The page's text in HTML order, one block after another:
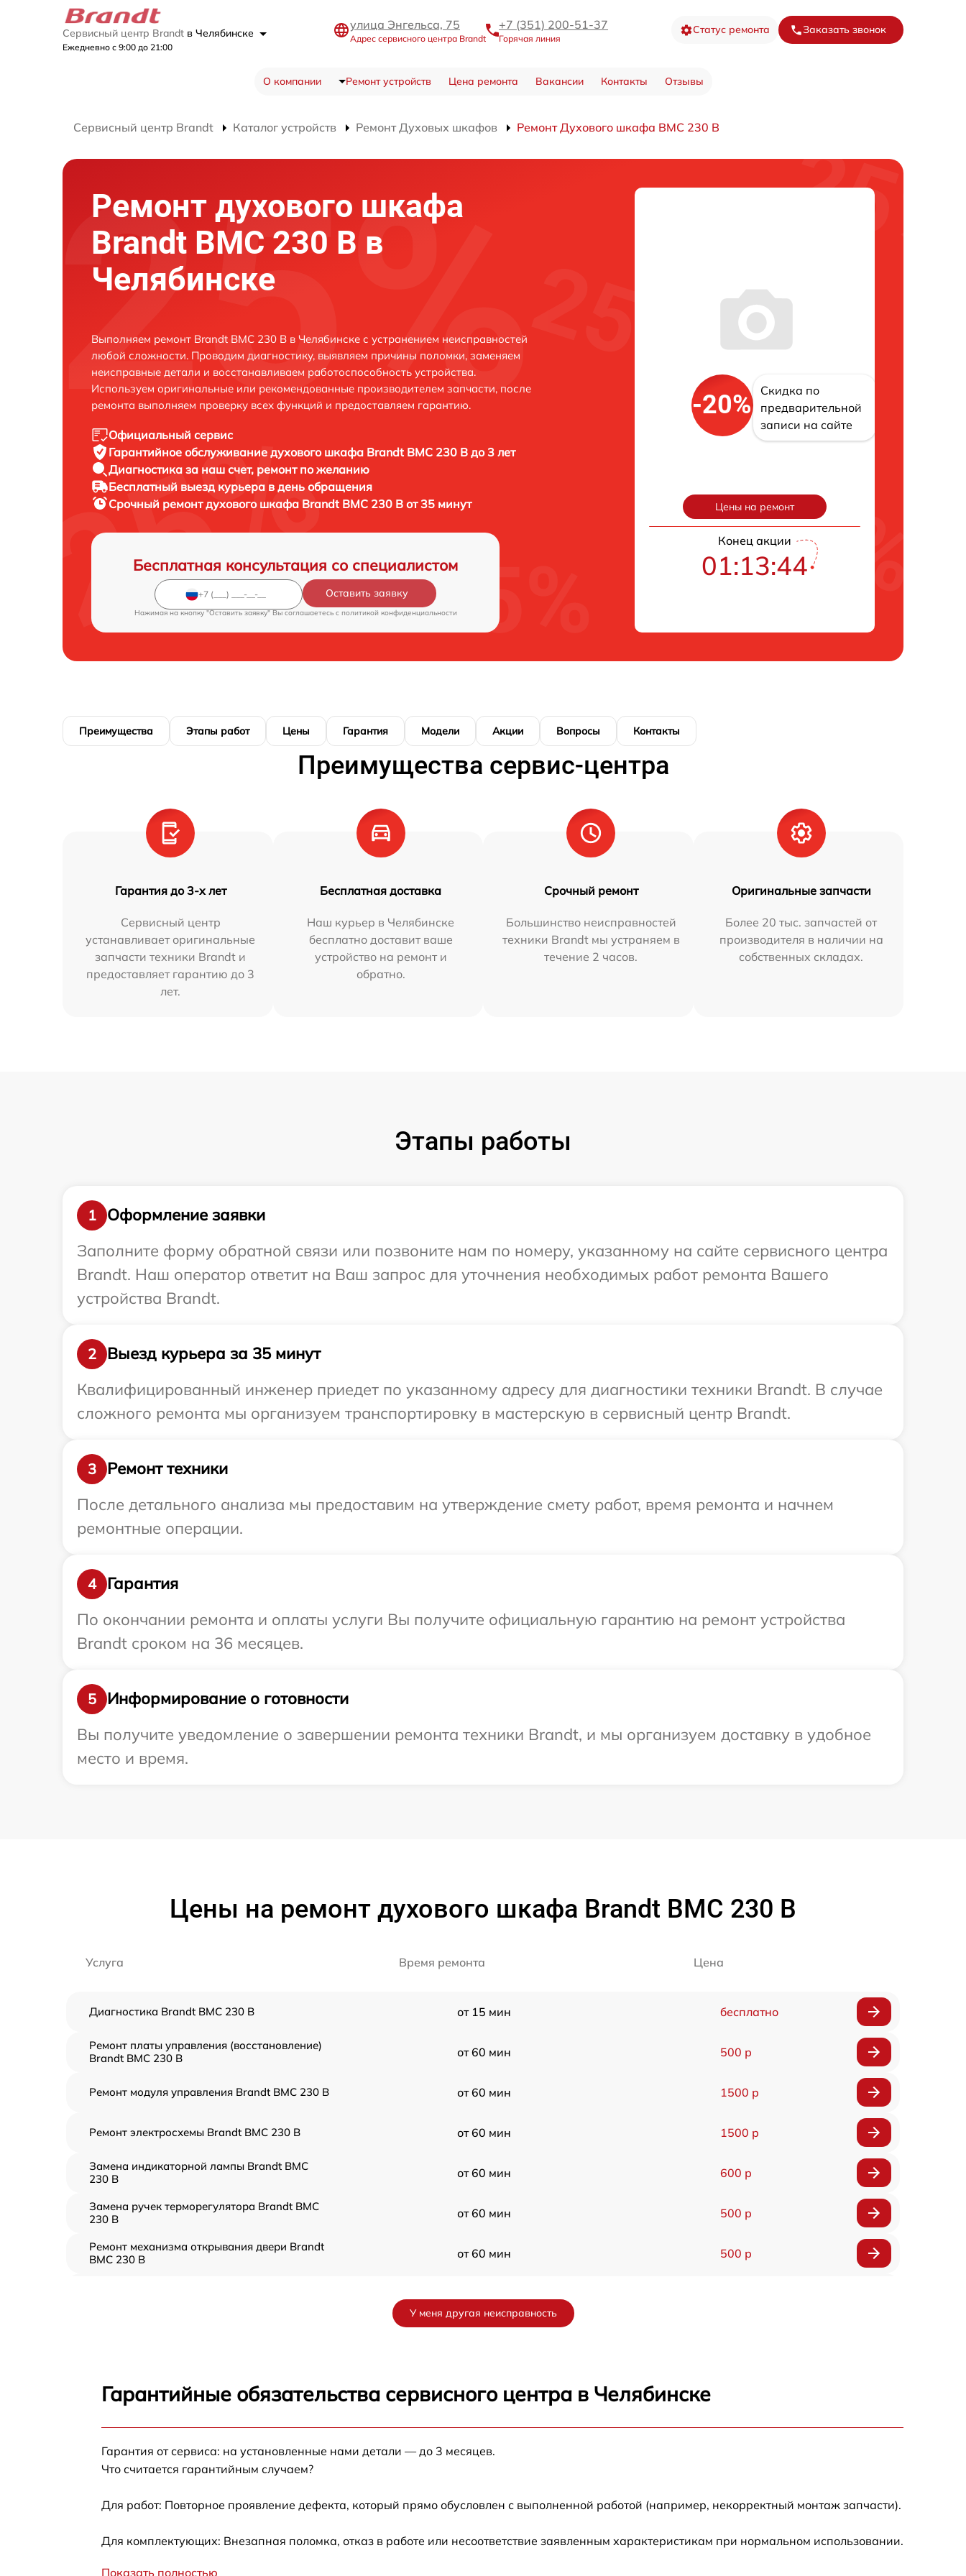
Сервисный центр Brandt в Челябинске
Ежедневно с 9:00 до 21:00
улица Энгельса, 75
Адрес сервисного центра Brandt
+7 (351) 200-51-37
Горячая линия
Статус ремонта Заказать звонок
О компании Ремонт устройств Цена ремонта Вакансии Контакты Отзывы
Сервисный центр Brandt Каталог устройств Ремонт Духовых шкафов Ремонт Духового шкафа BMC 230 B
Ремонт духового шкафа
Brandt BMC 230 B в
Челябинске
Выполняем ремонт Brandt BMC 230 B в Челябинске с устранением неисправностей
любой сложности. Проводим диагностику, выявляем причины поломки, заменяем
неисправные детали и восстанавливаем работоспособность устройства.
Используем оригинальные или рекомендованные производителем запчасти, после
ремонта выполняем проверку всех функций и предоставляем гарантию.
Официальный сервис
Гарантийное обслуживание духового шкафа Brandt BMC 230 B до 3 лет
Диагностика за наш счет, ремонт по желанию
Бесплатный выезд курьера в день обращения
Срочный ремонтдухового шкафа Brandt BMC 230 B от 35 минут
Бесплатная консультация со специалистом
Оставить заявку
Нажимая на кнопку "Оставить заявку" Вы соглашаетесь c политикой конфиденциальности
-20%
Скидка по
предварительной
записи на сайте
Цены на ремонт
Конец акции
01:13:43
Преимущества Этапы работ Цены Гарантия Модели Акции Вопросы Контакты
Преимущества сервис-центра
Гарантия до 3-х лет
Сервисный центр
устанавливает оригинальные
запчасти техники Brandt и
предоставляет гарантию до 3
лет.
Бесплатная доставка
Наш курьер в Челябинске
бесплатно доставит ваше
устройство на ремонт и
обратно.
Срочный ремонт
Большинство неисправностей
техники Brandt мы устраняем в
течение 2 часов.
Оригинальные запчасти
Более 20 тыс. запчастей от
производителя в наличии на
собственных складах.
Этапы работы
1
Оформление заявки
Заполните форму обратной связи или позвоните нам по номеру, указанному на сайте сервисного центра
Brandt. Наш оператор ответит на Ваш запрос для уточнения необходимых работ ремонта Вашего
устройства Brandt.
2
Выезд курьера за 35 минут
Квалифицированный инженер приедет по указанному адресу для диагностики техники Brandt. В случае
сложного ремонта мы организуем транспортировку в мастерскую в сервисный центр Brandt.
3
Ремонт техники
После детального анализа мы предоставим на утверждение смету работ, время ремонта и начнем
ремонтные операции.
4
Гарантия
По окончании ремонта и оплаты услуги Вы получите официальную гарантию на ремонт устройства
Brandt сроком на 36 месяцев.
5
Информирование о готовности
Вы получите уведомление о завершении ремонта техники Brandt, и мы организуем доставку в удобное
место и время.
Цены на ремонт духового шкафа Brandt BMC 230 B
Услуга Время ремонта Цена
Диагностика Brandt BMC 230 B от 15 мин бесплатно
Ремонт платы управления (восстановление)
Brandt BMC 230 B
от 60 мин 500 р
Ремонт модуля управления Brandt BMC 230 B от 60 мин 1500 р
Ремонт электросхемы Brandt BMC 230 B от 60 мин 1500 р
Замена индикаторной лампы Brandt BMC
230 B
от 60 мин 600 р
Замена ручек терморегулятора Brandt BMC
230 B
от 60 мин 500 р
Ремонт механизма открывания двери Brandt
BMC 230 B
от 60 мин 500 р
Замена термодатчика Brandt BMC 230 B от 60 мин
У меня другая неисправность
Гарантийные обязательства сервисного центра в Челябинске
Гарантия от сервиса: на установленные нами детали — до 3 месяцев.
Что считается гарантийным случаем?
Для работ: Повторное проявление дефекта, который прямо обусловлен с выполненной работой (например, некорректный монтаж запчасти).
Для комплектующих: Внезапная поломка, отказ в работе или несоответствие заявленным характеристикам при нормальном использовании.
Показать полностью